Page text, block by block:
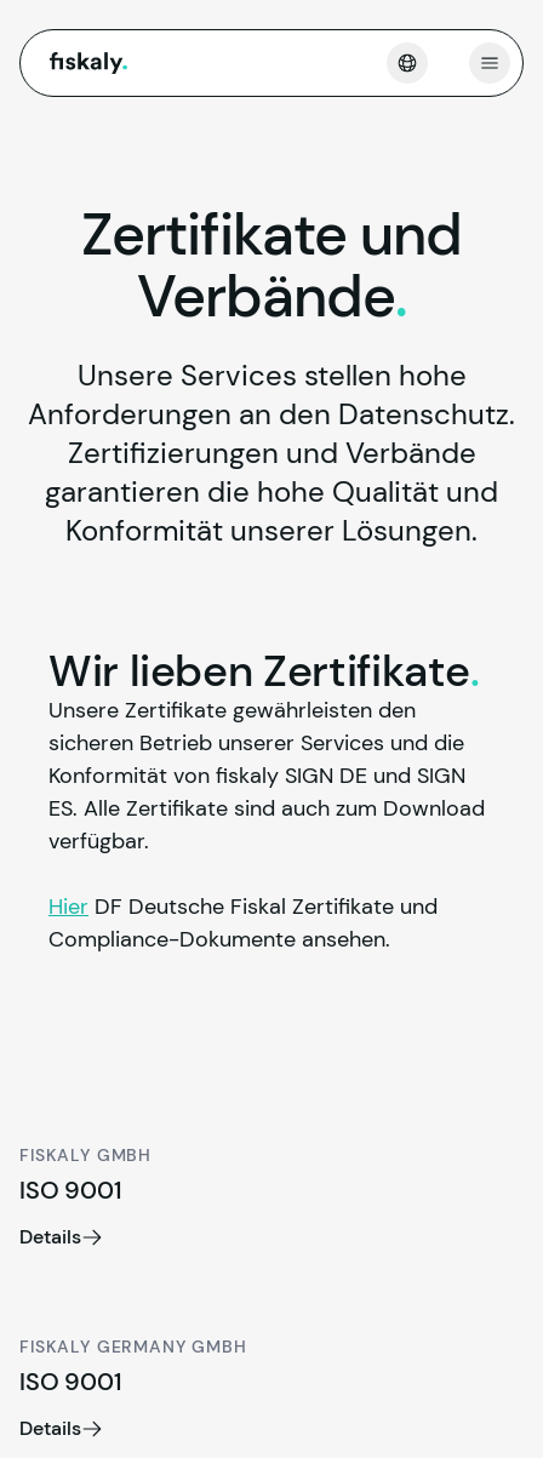
fiskaly. Menü
Zertifikate und
Verbände.
Unsere Services stellen hohe
Anforderungen an den Datenschutz.
Zertifizierungen und Verbände
garantieren die hohe Qualität und
Konformität unserer Lösungen.
Wir lieben Zertifikate.
Unsere Zertifikate gewährleisten den
sicheren Betrieb unserer Services und die
Konformität von fiskaly SIGN DE und SIGN
ES. Alle Zertifikate sind auch zum Download
verfügbar.
Hier DF Deutsche Fiskal Zertifikate und
Compliance-Dokumente ansehen.
FISKALY GMBH
ISO 9001
Details
FISKALY GERMANY GMBH
ISO 9001
Details